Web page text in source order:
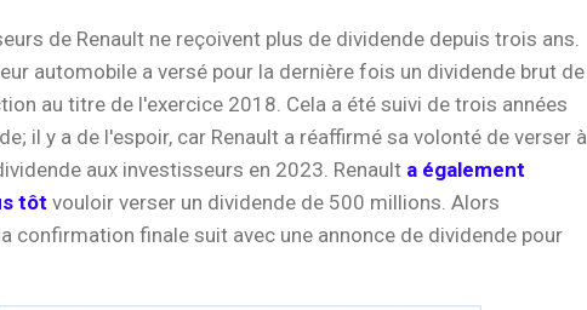
de Renault ne reçoivent plus de dividende depuis trois ans.
automobile a versé pour la dernière fois un dividende brut de
au titre de l'exercice 2018. Cela a été suivi de trois années
il y a de l'espoir, car Renault a réaffirmé sa volonté de verser à
aux investisseurs en 2023. Renault a également
tôt vouloir verser un dividende de 500 millions. Alors
confirmation finale suit avec une annonce de dividende pour